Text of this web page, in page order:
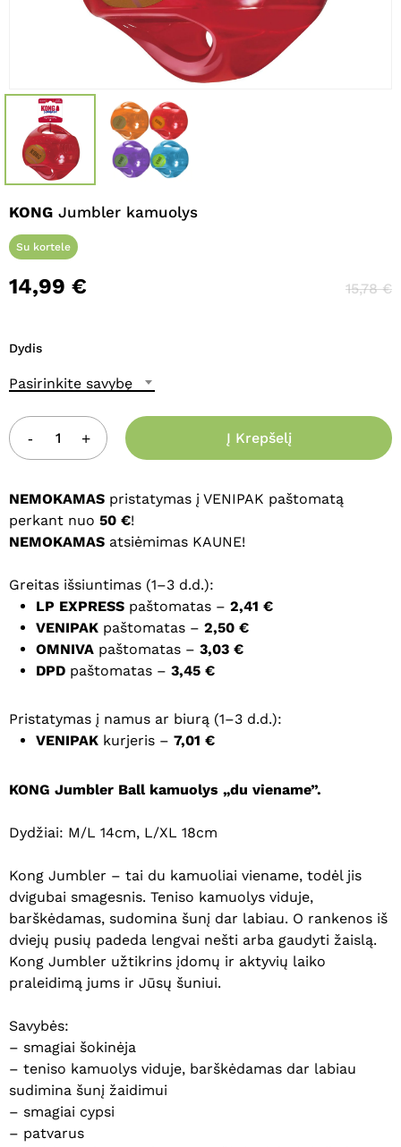
KONG Jumbler kamuolys
Su kortele
14,99 € 15,78€
Dydis
Pasirinkite savybę
Į Krepšelį
NEMOKAMAS pristatymas į VENIPAK paštomatą
perkant nuo 50 €!
NEMOKAMAS atsiėmimas KAUNE!
Greitas išsiuntimas (1–3 d.d.):
LP EXPRESS paštomatas – 2,41 €
VENIPAK paštomatas – 2,50 €
OMNIVA paštomatas – 3,03 €
DPD paštomatas – 3,45 €
Pristatymas į namus ar biurą (1–3 d.d.):
VENIPAK kurjeris – 7,01 €
KONG Jumbler Ball kamuolys „du viename”.
Dydžiai: M/L 14cm, L/XL 18cm
Kong Jumbler – tai du kamuoliai viename, todėl jis
dvigubai smagesnis. Teniso kamuolys viduje,
barškėdamas, sudomina šunį dar labiau. O rankenos iš
dviejų pusių padeda lengvai nešti arba gaudyti žaislą.
Kong Jumbler užtikrins įdomų ir aktyvių laiko
praleidimą jums ir Jūsų šuniui.
Savybės:
– smagiai šokinėja
– teniso kamuolys viduje, barškėdamas dar labiau
sudimina šunį žaidimui
– smagiai cypsi
– patvarus
Pavadinimas
Noriu savo interneto naršyklėje
interneto puslapį, kad jų nebereiktų